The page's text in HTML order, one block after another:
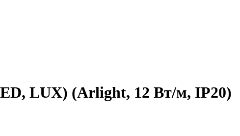
LUX) (Arlight, 12 Вт/м, IP20)